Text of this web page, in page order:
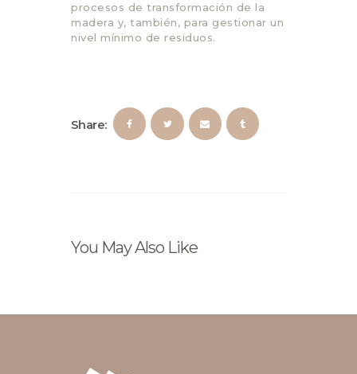
AMBIENTES
procesos de transformación de la
madera y, también, para gestionar un
nivel mínimo de residuos.
Share:
You May Also Like